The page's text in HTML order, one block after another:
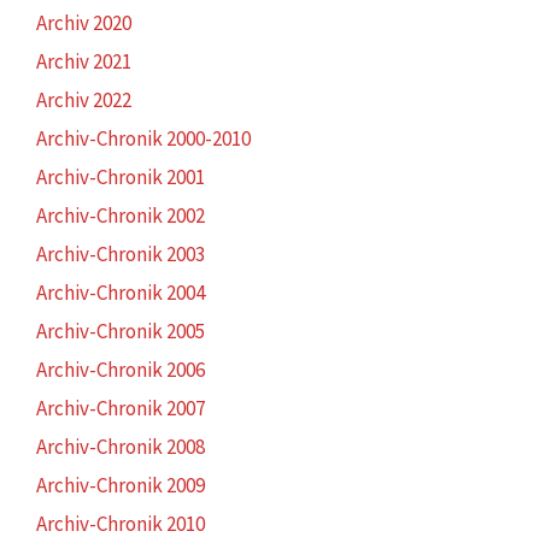
Archiv 2020
Archiv 2021
Archiv 2022
Archiv-Chronik 2000-2010
Archiv-Chronik 2001
Archiv-Chronik 2002
Archiv-Chronik 2003
Archiv-Chronik 2004
Archiv-Chronik 2005
Archiv-Chronik 2006
Archiv-Chronik 2007
Archiv-Chronik 2008
Archiv-Chronik 2009
Archiv-Chronik 2010